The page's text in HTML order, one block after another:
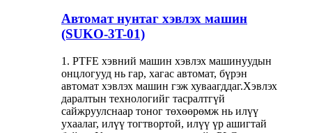
Автомат нунтаг хэвлэх машин
(SUKO-3T-01)
1. PTFE хэвний машин хэвлэх машинуудын
онцлогууд нь гар, хагас автомат, бүрэн
автомат хэвлэх машин гэж хуваагддаг.Хэвлэх
даралтын технологийг тасралтгүй
сайжруулснаар тоног төхөөрөмж нь илүү
ухаалаг, илүү тогтвортой, илүү үр ашигтай